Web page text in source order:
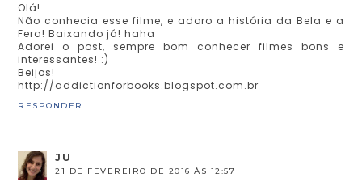
Olá!
Não conhecia esse filme, e adoro a história da Bela e a
Fera! Baixando já! haha
Adorei o post, sempre bom conhecer filmes bons e
interessantes! :)
Beijos!
http://addictionforbooks.blogspot.com.br
RESPONDER
JU
21 DE FEVEREIRO DE 2016 ÀS 12:57